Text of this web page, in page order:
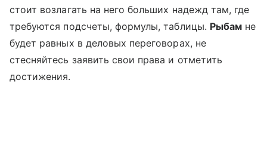
стоит возлагать на него больших надежд там, где
требуются подсчеты, формулы, таблицы. Рыбам не
будет равных в деловых переговорах, не
стесняйтесь заявить свои права и отметить
достижения.